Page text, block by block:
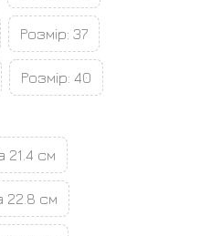
Розмір: 37
Розмір: 40
21.4 см
22.8 см